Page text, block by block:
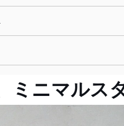
ミニマルス